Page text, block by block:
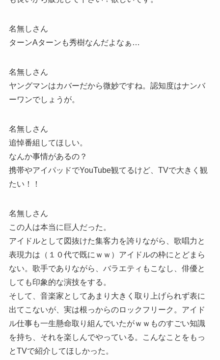
名無しさん
ターンAターンも秀樹なんだよなぁ…
名無しさん
ヤングマンはカバーだから微妙ですね。認知度はナンバ
ーワンでしょうが。
名無しさん
追悼番組してほしい。
なんか事情があるの？
携帯やアイパッドでYouTube観てるけど、TVで大きく観
たい！！
名無しさん
この人は本当に巨人だった。
アイドルとして図抜けた集客力を誇りながら、歌唱力と
表現力は（１０代で既にｗｗ）アイドルの枠にとどまら
ない。歌手でありながら、バラエティもこなし、俳優と
しても印象的な演技をする。
そして、音楽家としてあまり大きく取り上げられず表に
出てこないが、実は根っからのロックフリーク。アイド
ル仕事も一生懸命取り組んでいたがｗｗものすごい知識
を持ち、それを楽しんでやっている。こんなことをもっ
とTVで紹介してほしかった。